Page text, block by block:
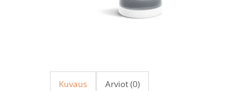
Kuvaus Arviot (0)